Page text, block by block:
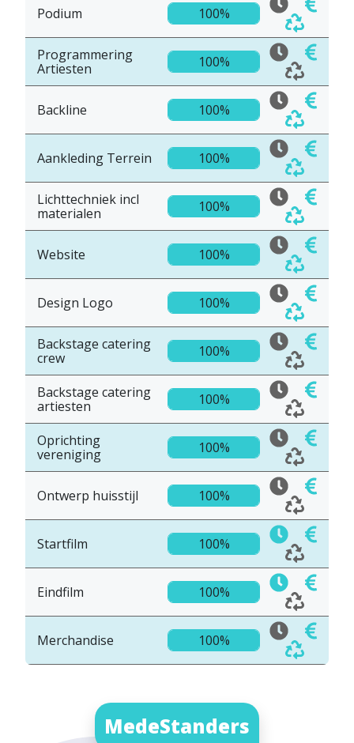
Podium 100%
Programmering
Artiesten
100%
Backline 100%
Aankleding Terrein 100%
Lichttechniek incl
materialen
100%
Website 100%
Design Logo 100%
Backstage catering
crew
100%
Backstage catering
artiesten
100%
Oprichting
vereniging
100%
Ontwerp huisstijl 100%
Startfilm 100%
Eindfilm 100%
Merchandise 100%
MedeStanders